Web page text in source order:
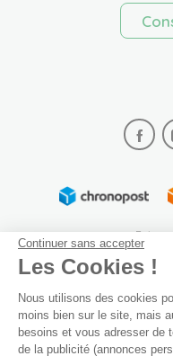
Continuer sans accepter
Les Cookies !
Nous utilisons des cookies
moins bien sur le site, mais
besoins et vous adresser de
de la publicité (annonces